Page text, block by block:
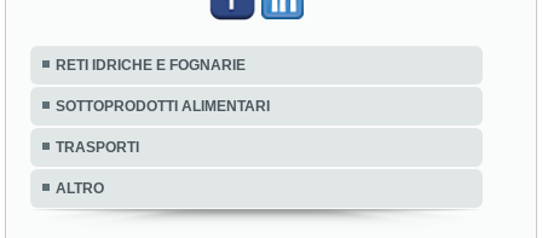
RETI IDRICHE E FOGNARIE
SOTTOPRODOTTI ALIMENTARI
TRASPORTI
ALTRO